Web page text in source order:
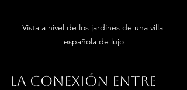
Vista a nivel de los jardines de una villa
española de lujo
La conexión entre